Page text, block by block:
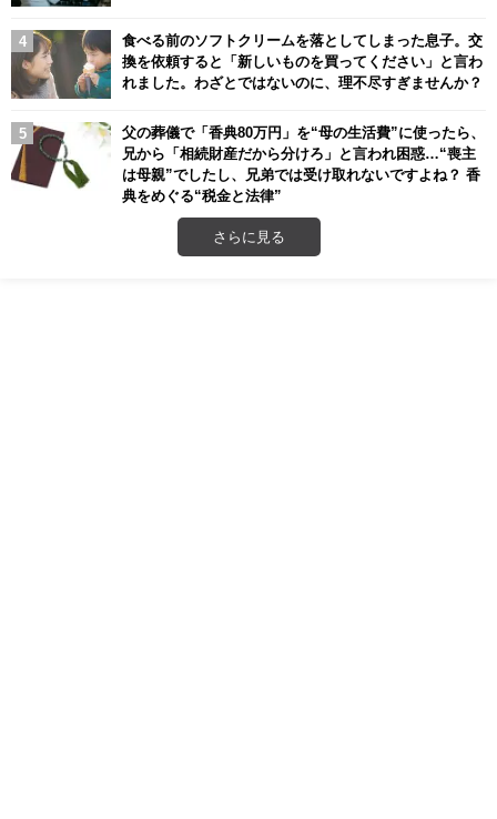
食べる前のソフトクリームを落としてしまった息子。交
換を依頼すると「新しいものを買ってください」と言わ
れました。わざとではないのに、理不尽すぎませんか？
父の葬儀で「香典80万円」を“母の生活費”に使ったら、
兄から「相続財産だから分けろ」と言われ困惑…“喪主
は母親”でしたし、兄弟では受け取れないですよね？ 香
典をめぐる“税金と法律”
さらに見る